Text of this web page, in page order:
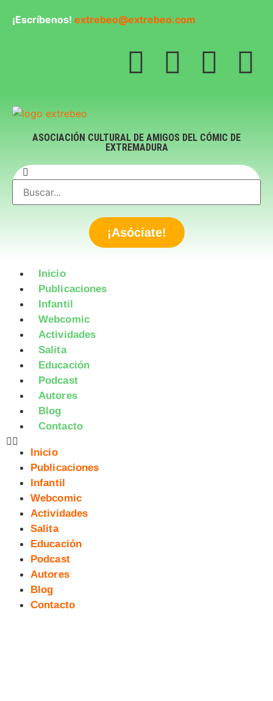
¡Escríbenos! extrebeo@extrebeo.com
ASOCIACIÓN CULTURAL DE AMIGOS DEL CÓMIC DE
EXTREMADURA
¡Asóciate!
Inicio
Publicaciones
Infantil
Webcomic
Actividades
Salita
Educación
Podcast
Autores
Blog
Contacto
Inicio
Publicaciones
Infantil
Webcomic
Actividades
Salita
Educación
Podcast
Autores
Blog
Contacto